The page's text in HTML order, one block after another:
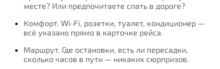
месте? Или предпочитаете спать в дороге?
Комфорт. Wi-Fi, розетки, туалет, кондиционер —
всё указано прямо в карточке рейса.
Маршрут. Где остановки, есть ли пересадки,
сколько часов в пути — никаких сюрпризов.